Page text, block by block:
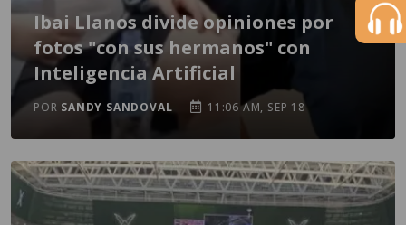
Ibai Llanos divide opiniones por
fotos "con sus hermanos" con
Inteligencia Artificial
POR SANDY SANDOVAL 11:06 AM, SEP 18